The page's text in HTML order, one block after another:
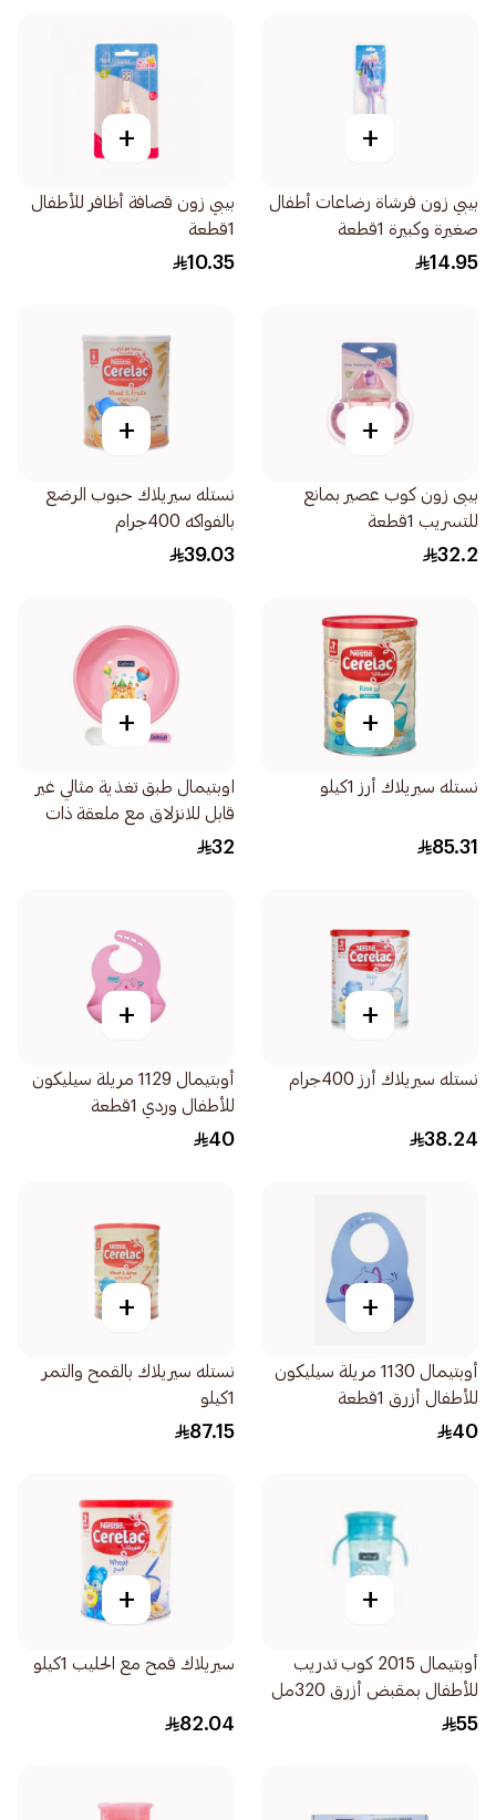
+
بيبي زون فرشاة رضاعات أطفال
صغيرة وكبيرة 1قطعة
14.95
+
بيبي زون قصافة أظافر للأطفال
1قطعة
10.35
+
بيبى زون كوب عصير بمانع
للتسريب 1قطعة
32.2
+
نستله سيريلاك حبوب الرضع
بالفواكه 400جرام
39.03
+
نستله سيريلاك أرز 1كيلو
85.31
+
اوبتيمال طبق تغذية مثالي غير
قابل للانزلاق مع ملعقة ذات
32
+
نستله سيريلاك أرز 400جرام
38.24
+
أوبتيمال 1129 مريلة سيليكون
للأطفال وردي 1قطعة
40
+
أوبتيمال 1130 مريلة سيليكون
للأطفال أزرق 1قطعة
40
+
نستله سيريلاك بالقمح والتمر
1كيلو
87.15
+
أوبتيمال 2015 كوب تدريب
للأطفال بمقبض أزرق 320مل
55
+
سيريلاك قمح مع الحليب 1كيلو
82.04